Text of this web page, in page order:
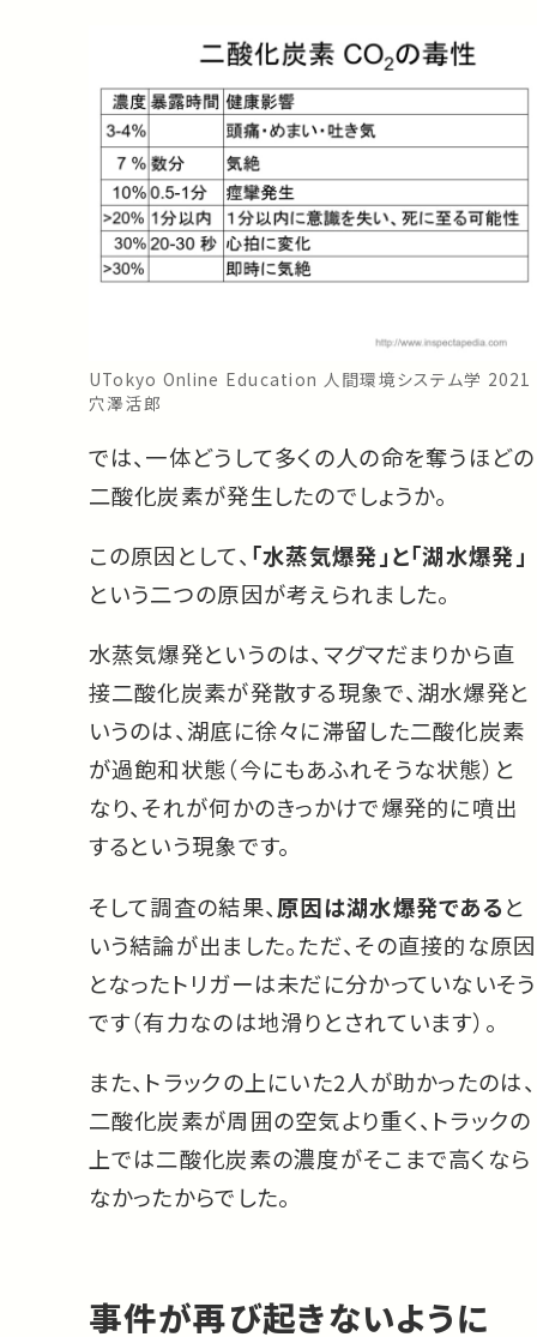
UTokyo Online Education 人間環境システム学 2021
穴澤活郎
では、一体どうして多くの人の命を奪うほどの
二酸化炭素が発生したのでしょうか。
この原因として、 「水蒸気爆発」と「湖水爆発」
という二つの原因が考えられました。
水蒸気爆発というのは、マグマだまりから直
接二酸化炭素が発散する現象で、湖水爆発と
いうのは、湖底に徐々に滞留した二酸化炭素
が過飽和状態（今にもあふれそうな状態）と
なり、それが何かのきっかけで爆発的に噴出
するという現象です。
そして調査の結果、 原因は湖水爆発であると
いう結論が出ました。ただ、その直接的な原因
となったトリガーは未だに分かっていないそう
です（有力なのは地滑りとされています）。
また、トラックの上にいた2人が助かったのは、
二酸化炭素が周囲の空気より重く、トラックの
上では二酸化炭素の濃度がそこまで高くなら
なかったからでした。
事件が再び起きないように